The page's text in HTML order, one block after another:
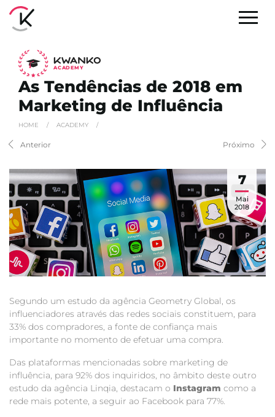
ACADEMY
As Tendências de 2018 em
Marketing de Influência
HOME / ACADEMY /
Anterior Próximo
7
Mai
2018
Segundo um estudo da agência Geometry Global, os
influenciadores através das redes sociais constituem, para
33% dos compradores, a fonte de confiança mais
importante no momento de efetuar uma compra.
Das plataformas mencionadas sobre marketing de
influência, para 92% dos inquiridos, no âmbito deste outro
estudo da agência Linqia, destacam o Instagram como a
rede mais potente, a seguir ao Facebook para 77%.